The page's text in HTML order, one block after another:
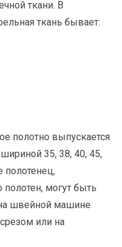
ткани. В
ткань бывает:
полотно выпускается
35, 38, 40, 45,
полотенец,
могут быть
швейной машине
или на